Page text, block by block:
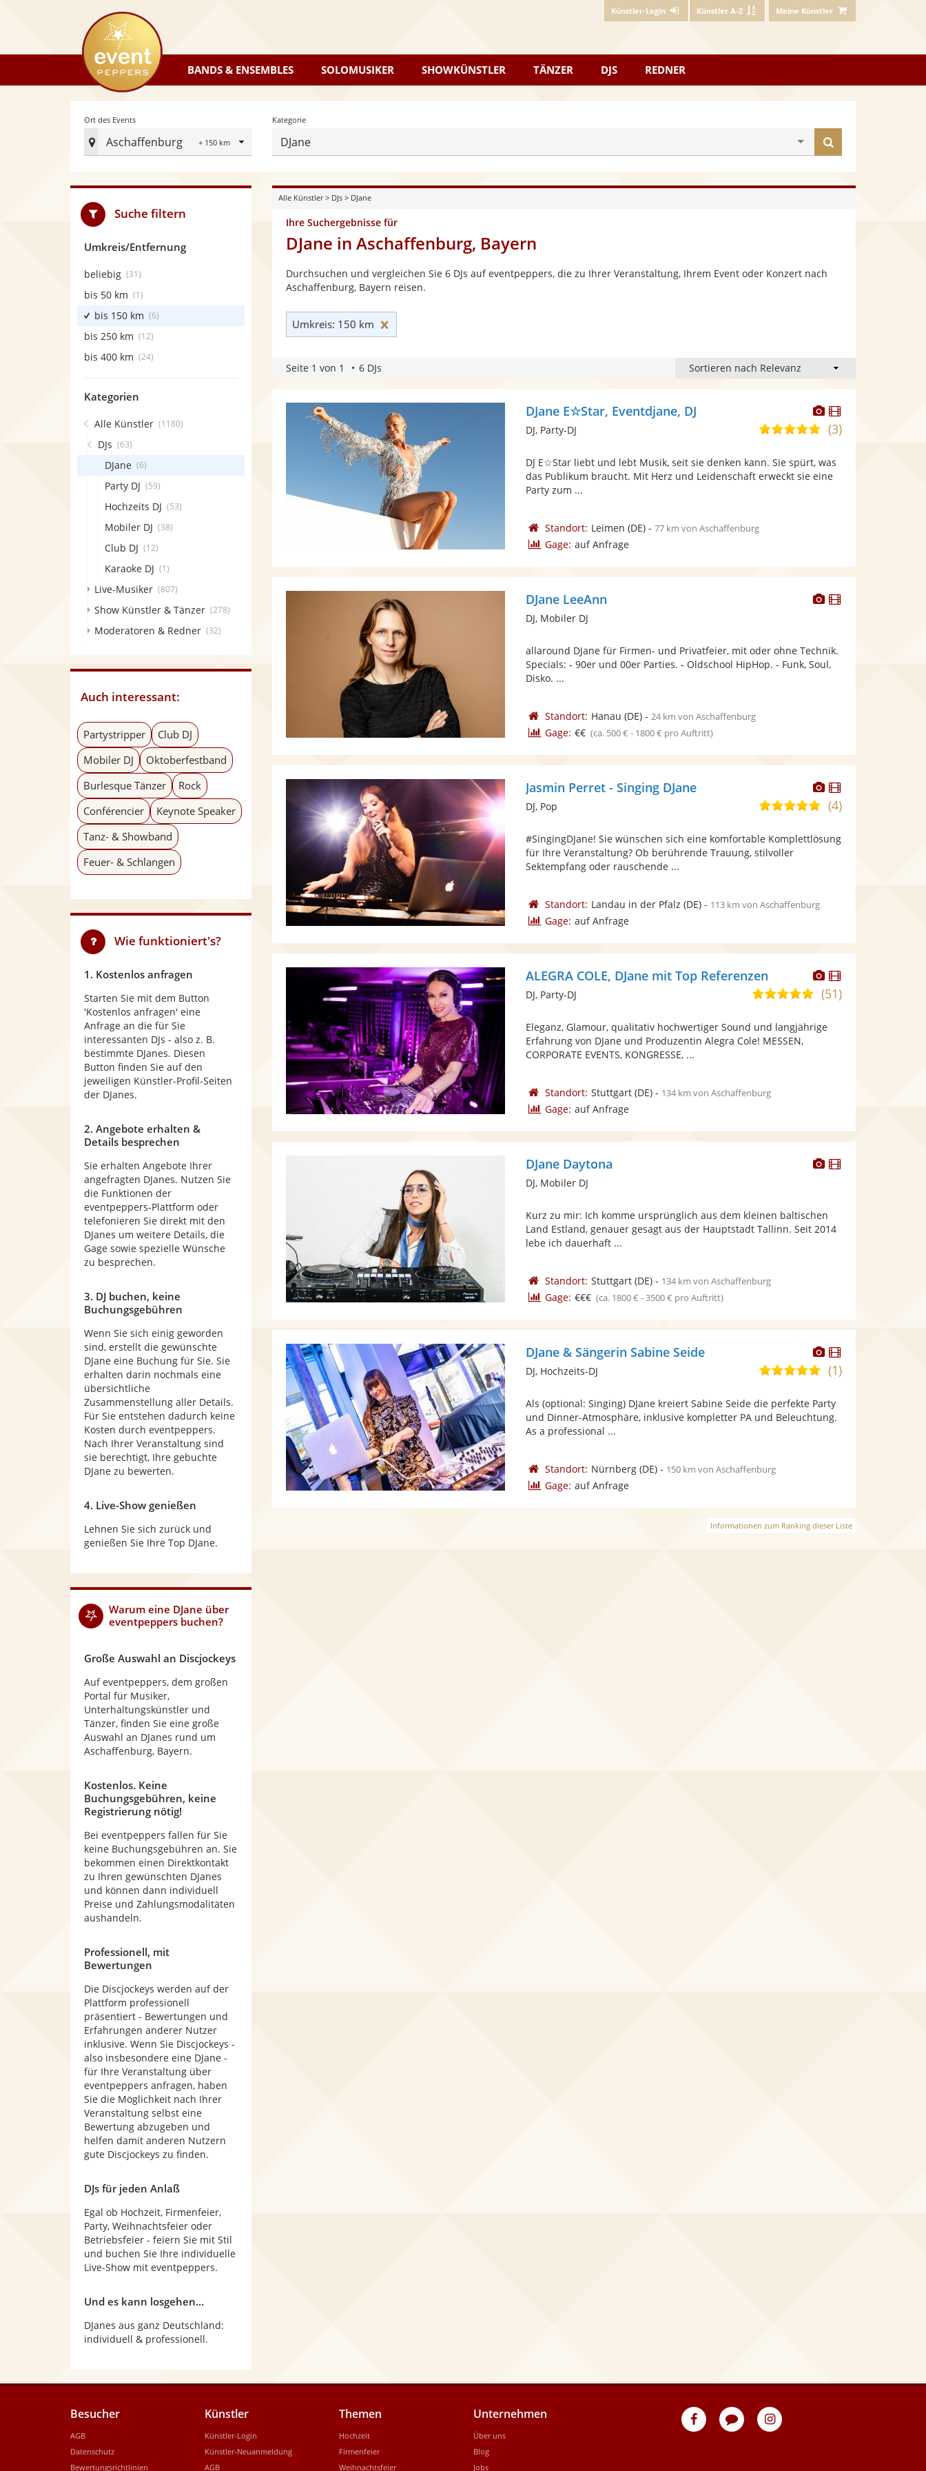
Künstler-Login Künstler A-Z Meine Künstler
eventpeppers
BANDS & ENSEMBLES SOLOMUSIKER SHOWKÜNSTLER TÄNZER DJS REDNER
Ort des Events
Aschaffenburg
Radius
Ort
Events
festlegen
Kategorie
DJane
finden
Alle Künstler> DJs> DJane
Ihre Suchergebnisse für
DJane in Aschaffenburg, Bayern
Durchsuchen und vergleichen Sie 6 DJs auf eventpeppers, die zu Ihrer Veranstaltung, Ihrem Event oder Konzert nach
Aschaffenburg, Bayern reisen.
Umkreis: 150 km
Seite 1 von 1 6 DJs
Dieser
Künstler
stellt
bereit.
Dieser
Künstler
DJane E☆Star, Eventdjane, DJ
5,0
5
Sternen
(3)
DJ, Party-DJ
DJ E☆Star liebt und lebt Musik, seit sie denken kann. Sie spürt, was
das Publikum braucht. Mit Herz und Leidenschaft erweckt sie eine
Party zum ...
Standort: Leimen (DE)- 77 km von Aschaffenburg
Gage: auf Anfrage
Dieser
Fotos
bereit.
Dieser
DJane LeeAnn
DJ, Mobiler DJ
allaround DJane für Firmen- und Privatfeier, mit oder ohne Technik.
Specials: - 90er und 00er Parties. - Oldschool HipHop. - Funk, Soul,
Disko. ...
Standort: Hanau (DE)- 24 km von Aschaffenburg
Gage: €€ (ca. 500 € - 1800 € pro Auftritt)
Dieser
Künstler
stellt
bereit.
Dieser
Künstler
bereit.
Jasmin Perret - Singing DJane
5,0
5
(4)
DJ, Pop
#SingingDJane! Sie wünschen sich eine komfortable Komplettlösung
für Ihre Veranstaltung? Ob berührende Trauung, stilvoller
Sektempfang oder rauschende ...
Standort: Landau in der Pfalz (DE)- 113 km von Aschaffenburg
Gage: auf Anfrage
Dieser
Künstler
stellt
bereit.
Dieser
Künstler
ALEGRA COLE, DJane mit Top Referenzen
5,0
5
(51)
DJ, Party-DJ
Eleganz, Glamour, qualitativ hochwertiger Sound und langjährige
Erfahrung von DJane und Produzentin Alegra Cole! MESSEN,
CORPORATE EVENTS, KONGRESSE, ...
Standort: Stuttgart(DE)- 134 km von Aschaffenburg
Gage: auf Anfrage
Dieser
bereit.
Dieser
DJane Daytona
DJ, Mobiler DJ
Kurz zu mir: Ich komme ursprünglich aus dem kleinen baltischen
Land Estland, genauer gesagt aus der Hauptstadt Tallinn. Seit 2014
lebe ich dauerhaft ...
Standort: Stuttgart(DE)- 134 km von Aschaffenburg
Gage: €€€ (ca. 1800 € - 3500 € pro Auftritt)
Dieser
Künstler
stellt
bereit.
Dieser
Künstler
DJane & Sängerin Sabine Seide
5,0
5
Sternen
(1)
DJ, Hochzeits-DJ
Als (optional: Singing) DJane kreiert Sabine Seide die perfekte Party
und Dinner-Atmosphäre, inklusive kompletter PA und Beleuchtung.
As a professional ...
Standort: Nürnberg(DE)- 150 km von Aschaffenburg
Gage: auf Anfrage
Informationen zum Ranking dieser Liste
Suche filtern
Umkreis/Entfernung
beliebig (31)
bis 50 km (1)
bis 150 km (6)
bis 250 km (12)
bis 400 km (24)
Kategorien
Alle Künstler (1180)
DJs (63)
DJane (6)
Party DJ (59)
Hochzeits DJ (53)
Mobiler DJ (38)
Club DJ (12)
Karaoke DJ (1)
Live-Musiker (807)
Show Künstler & Tänzer (278)
Moderatoren & Redner (32)
Auch interessant:
Partystripper
Club DJ
Mobiler DJ
Oktoberfestband
Burlesque Tänzer
Rock
Conférencier
Keynote Speaker
Tanz- & Showband
Feuer- & Schlangen
Wie funktioniert's?
1. Kostenlos anfragen
Starten Sie mit dem Button
'Kostenlos anfragen' eine
Anfrage an die für Sie
interessanten DJs - also z. B.
bestimmte DJanes. Diesen
Button finden Sie auf den
jeweiligen Künstler-Profil-Seiten
der DJanes.
2. Angebote erhalten &
Details besprechen
Sie erhalten Angebote Ihrer
angefragten DJanes. Nutzen Sie
die Funktionen der
eventpeppers-Plattform oder
telefonieren Sie direkt mit den
DJanes um weitere Details, die
Gage sowie spezielle Wünsche
zu besprechen.
3. DJ buchen, keine
Buchungsgebühren
Wenn Sie sich einig geworden
sind, erstellt die gewünschte
DJane eine Buchung für Sie. Sie
erhalten darin nochmals eine
übersichtliche
Zusammenstellung aller Details.
Für Sie entstehen dadurch keine
Kosten durch eventpeppers.
Nach Ihrer Veranstaltung sind
sie berechtigt, Ihre gebuchte
DJane zu bewerten.
4. Live-Show genießen
Lehnen Sie sich zurück und
genießen Sie Ihre Top DJane.
Warum eine DJane über
eventpeppers buchen?
Große Auswahl an Discjockeys
Auf eventpeppers, dem großen
Portal für Musiker,
Unterhaltungskünstler und
Tänzer, finden Sie eine große
Auswahl an DJanes rund um
Aschaffenburg, Bayern.
Kostenlos. Keine
Buchungsgebühren, keine
Registrierung nötig!
Bei eventpeppers fallen für Sie
keine Buchungsgebühren an. Sie
bekommen einen Direktkontakt
zu Ihren gewünschten DJanes
und können dann individuell
Preise und Zahlungsmodalitäten
aushandeln.
Professionell, mit
Bewertungen
Die Discjockeys werden auf der
Plattform professionell
präsentiert - Bewertungen und
Erfahrungen anderer Nutzer
inklusive. Wenn Sie Discjockeys -
also insbesondere eine DJane -
für Ihre Veranstaltung über
eventpeppers anfragen, haben
Sie die Möglichkeit nach Ihrer
Veranstaltung selbst eine
Bewertung abzugeben und
helfen damit anderen Nutzern
gute Discjockeys zu finden.
DJs für jeden Anlaß
Egal ob Hochzeit, Firmenfeier,
Party, Weihnachtsfeier oder
Betriebsfeier - feiern Sie mit Stil
und buchen Sie Ihre individuelle
Live-Show mit eventpeppers.
Und es kann losgehen...
DJanes aus ganz Deutschland:
individuell & professionell.
eventpeppersBlog
eventpeppers
Besucher
AGB
Datenschutz
Bewertungsrichtlinien
Künstler
Künstler-Login
Künstler-Neuanmeldung
AGB
Themen
Hochzeit
Firmenfeier
Weihnachtsfeier
Unternehmen
Über uns
Blog
Jobs